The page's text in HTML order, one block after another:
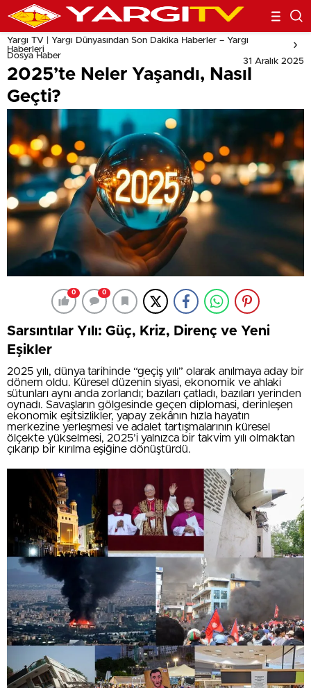
Yargı TV | Yargı Dünyasından Son Dakika Haberler – Yargı
Haberleri
Dosya Haber
31 Aralık 2025
2025’te Neler Yaşandı, Nasıl
Geçti?
0 0
Sarsıntılar Yılı: Güç, Kriz, Direnç ve Yeni
Eşikler
2025 yılı, dünya tarihinde “geçiş yılı” olarak anılmaya aday bir
dönem oldu. Küresel düzenin siyasi, ekonomik ve ahlaki
sütunları aynı anda zorlandı; bazıları çatladı, bazıları yerinden
oynadı. Savaşların gölgesinde geçen diplomasi, derinleşen
ekonomik eşitsizlikler, yapay zekânın hızla hayatın
merkezine yerleşmesi ve adalet tartışmalarının küresel
ölçekte yükselmesi, 2025’i yalnızca bir takvim yılı olmaktan
çıkarıp bir kırılma eşiğine dönüştürdü.